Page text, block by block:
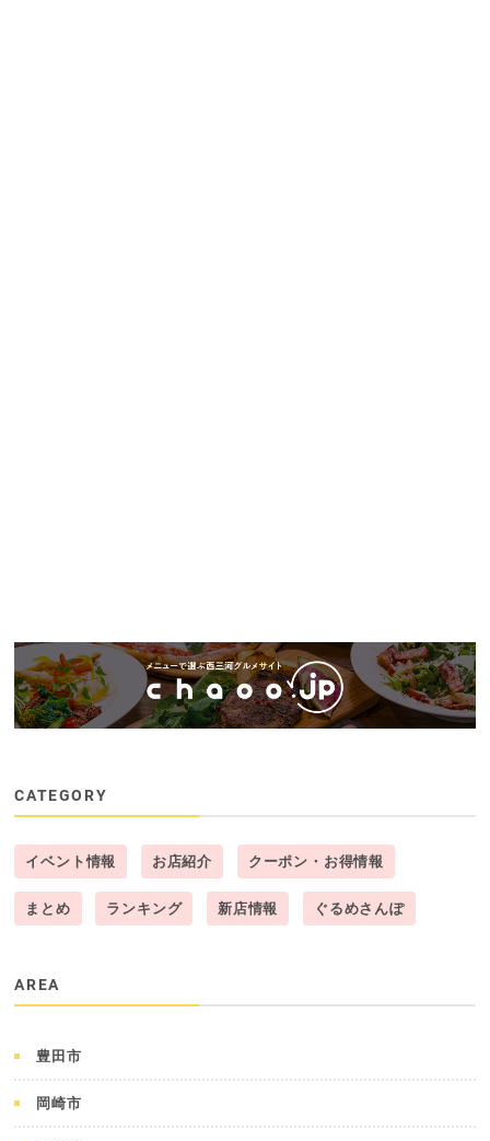
CATEGORY
イベント情報 お店紹介 クーポン・お得情報
まとめ ランキング 新店情報 ぐるめさんぽ
AREA
豊田市
岡崎市